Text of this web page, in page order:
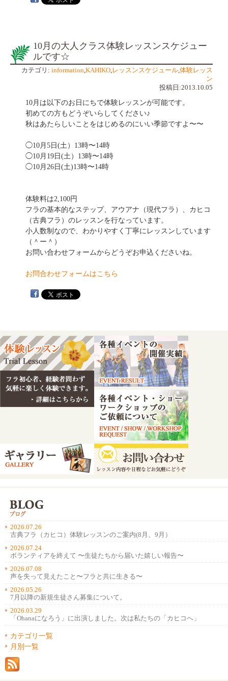
10月の大人クラス体験レッスンスケジュー
ルです☆
カテゴリ: information,KAHIKO,レッスンスケジュール,体験レッス
ン
投稿日:2013.10.05
10月は以下のお日にちで体験レッスンが可能です。
初めての方もどうぞいらしてください♪
秋はあたらしいことをはじめるのにいい季節ですよ〜〜
◯10月5日(土）13時〜14時
◯10月19日(土）13時〜14時
◯10月26日(土)13時〜14時
体験料は2,100円
フラの基本的なステップ、アウアナ（現代フラ）、カヒコ
（古典フラ）のレッスンを行なっています。
小人数制なので、わかりやすく丁寧にレッスンしています
（＾ー＾）
お問い合わせフォームからどうぞお申込くださいね。
お問合わせフォームはこちら
2026.07.26
古典フラ（カヒコ）体験レッスンのご案内(8月、9月）
2026.07.24
ボランティアを終えて 〜生徒たちから届いた嬉しい報告〜
2026.07.08
声を失って見えたこと〜フラと共に生きる〜
2026.05.26
7月以降の新規生徒さん募集について。
2026.03.29
「Ohanaになろう」に出演しました。次は私たちの「カヒコへ」
カテゴリ一覧
月別一覧